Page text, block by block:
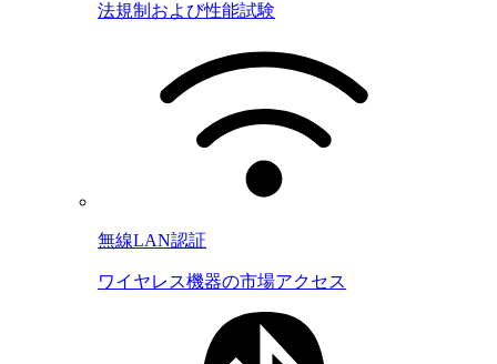
法規制および性能試験
無線LAN認証
ワイヤレス機器の市場アクセス